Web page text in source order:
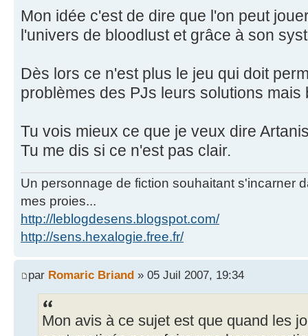
Mon idée c'est de dire que l'on peut
l'univers de bloodlust et grâce à son
Dès lors ce n'est plus le jeu qui doit
problèmes des PJs leurs solutions mais
Tu vois mieux ce que je veux dire
Tu me dis si ce n'est pas clair.
Un personnage de fiction souhaitant s'incarner
mes proies...
http://leblogdesens.blogspot.com/
http://sens.hexalogie.free.fr/
par Romaric Briand » 05 Juil 2007, 19:34
Mon avis à ce sujet est que quand les